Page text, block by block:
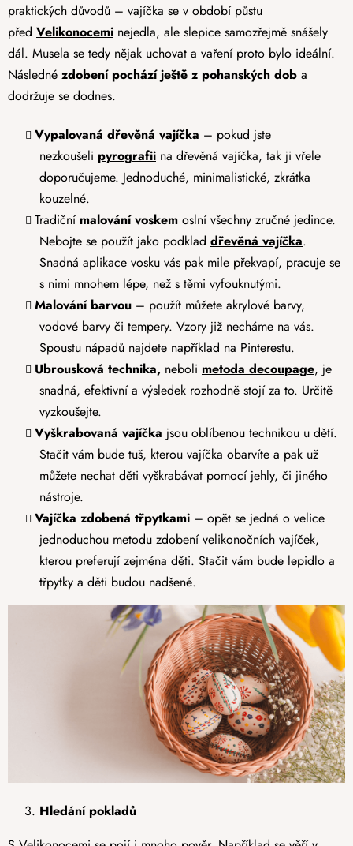
praktických důvodů – vajíčka se v období půstu
před Velikonocemi nejedla, ale slepice samozřejmě snášely
dál. Musela se tedy nějak uchovat a vaření proto bylo ideální.
Následné zdobení pochází ještě z pohanských dob a
dodržuje se dodnes.
Vypalovaná dřevěná vajíčka – pokud jste
nezkoušeli pyrografii na dřevěná vajíčka, tak ji vřele
doporučujeme. Jednoduché, minimalistické, zkrátka
kouzelné.
Tradiční malování voskem oslní všechny zručné jedince.
Nebojte se použít jako podklad dřevěná vajíčka.
Snadná aplikace vosku vás pak mile překvapí, pracuje se
s nimi mnohem lépe, než s těmi vyfouknutými.
Malování barvou – použít můžete akrylové barvy,
vodové barvy či tempery. Vzory již necháme na vás.
Spoustu nápadů najdete například na Pinterestu.
Ubrousková technika, neboli metoda decoupage, je
snadná, efektivní a výsledek rozhodně stojí za to. Určitě
vyzkoušejte.
Vyškrabovaná vajíčka jsou oblíbenou technikou u dětí.
Stačit vám bude tuš, kterou vajíčka obarvíte a pak už
můžete nechat děti vyškrabávat pomocí jehly, či jiného
nástroje.
Vajíčka zdobená třpytkami – opět se jedná o velice
jednoduchou metodu zdobení velikonočních vajíček,
kterou preferují zejména děti. Stačit vám bude lepidlo a
třpytky a děti budou nadšené.
Hledání pokladů